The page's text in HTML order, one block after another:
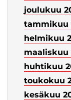
joulukuu
tammikuu
helmikuu
maaliskuu
huhtikuu
toukokuu
kesäkuu